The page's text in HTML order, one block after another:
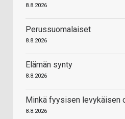
8.8.2026
Perussuomalaiset
8.8.2026
Elämän synty
8.8.2026
Minkä fyysisen levykäisen
8.8.2026